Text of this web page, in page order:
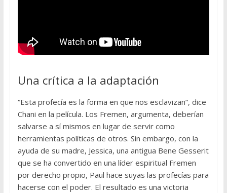
Una crítica a la adaptación
“Esta profecía es la forma en que nos esclavizan”, dice
Chani en la película. Los Fremen, argumenta, deberían
salvarse a sí mismos en lugar de servir como
herramientas políticas de otros. Sin embargo, con la
ayuda de su madre, Jessica, una antigua Bene Gesserit
que se ha convertido en una líder espiritual Fremen
por derecho propio, Paul hace suyas las profecías para
hacerse con el poder. El resultado es una victoria